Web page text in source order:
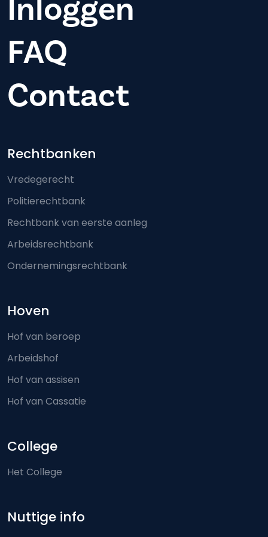
Inloggen
FAQ
Contact
Footer-menu
Rechtbanken
Vredegerecht
Politierechtbank
Rechtbank van eerste aanleg
Arbeidsrechtbank
Ondernemingsrechtbank
Hoven
Hof van beroep
Arbeidshof
Hof van assisen
Hof van Cassatie
College
Het College
Nuttige info